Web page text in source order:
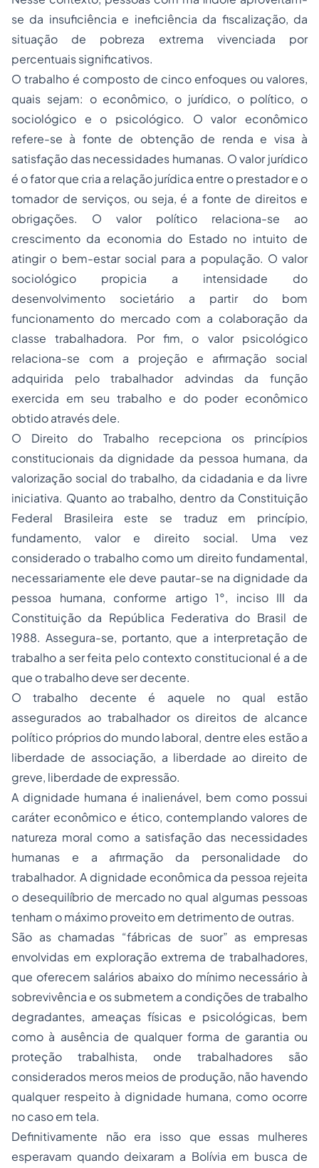
se da insuficiência e ineficiência da fiscalização, da
situação de pobreza extrema vivenciada por
percentuais significativos.
O trabalho é composto de cinco enfoques ou valores,
quais sejam: o econômico, o jurídico, o político, o
sociológico e o psicológico. O valor econômico
refere-se à fonte de obtenção de renda e visa à
satisfação das necessidades humanas. O valor jurídico
é o fator que cria a relação jurídica entre o prestador e o
tomador de serviços, ou seja, é a fonte de direitos e
obrigações. O valor político relaciona-se ao
crescimento da economia do Estado no intuito de
atingir o bem-estar social para a população. O valor
sociológico propicia a intensidade do
desenvolvimento societário a partir do bom
funcionamento do mercado com a colaboração da
classe trabalhadora. Por fim, o valor psicológico
relaciona-se com a projeção e afirmação social
adquirida pelo trabalhador advindas da função
exercida em seu trabalho e do poder econômico
obtido através dele.
O Direito do Trabalho recepciona os princípios
constitucionais da dignidade da pessoa humana, da
valorização social do trabalho, da cidadania e da livre
iniciativa. Quanto ao trabalho, dentro da Constituição
Federal Brasileira este se traduz em princípio,
fundamento, valor e direito social. Uma vez
considerado o trabalho como um direito fundamental,
necessariamente ele deve pautar-se na dignidade da
pessoa humana, conforme artigo 1°, inciso III da
Constituição da República Federativa do Brasil de
1988. Assegura-se, portanto, que a interpretação de
trabalho a ser feita pelo contexto constitucional é a de
que o trabalho deve ser decente.
O trabalho decente é aquele no qual estão
assegurados ao trabalhador os direitos de alcance
político próprios do mundo laboral, dentre eles estão a
liberdade de associação, a liberdade ao direito de
greve, liberdade de expressão.
A dignidade humana é inalienável, bem como possui
caráter econômico e ético, contemplando valores de
natureza moral como a satisfação das necessidades
humanas e a afirmação da personalidade do
trabalhador. A dignidade econômica da pessoa rejeita
o desequilíbrio de mercado no qual algumas pessoas
tenham o máximo proveito em detrimento de outras.
São as chamadas “fábricas de suor” as empresas
envolvidas em exploração extrema de trabalhadores,
que oferecem salários abaixo do mínimo necessário à
sobrevivência e os submetem a condições de trabalho
degradantes, ameaças físicas e psicológicas, bem
como à ausência de qualquer forma de garantia ou
proteção trabalhista, onde trabalhadores são
considerados meros meios de produção, não havendo
qualquer respeito à dignidade humana, como ocorre
no caso em tela.
Definitivamente não era isso que essas mulheres
esperavam quando deixaram a Bolívia em busca de